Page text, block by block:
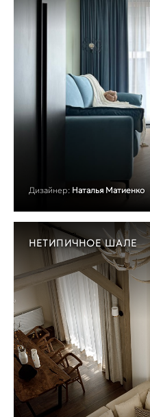
Дизайнер: Наталья Матиенко
НЕТИПИЧНОЕ ШАЛЕ